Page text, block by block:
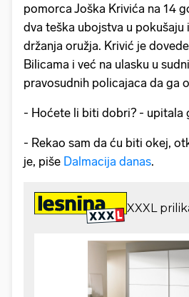
pomorca Joška Krivića na 14
dva teška ubojstva u pokušaju
držanja oružja. Krivić je
Bilicama i već na ulasku u
pravosudnih policajaca da ga
- Hoćete li biti dobri? - upitala
- Rekao sam da ću biti okej,
je, piše Dalmacija danas.